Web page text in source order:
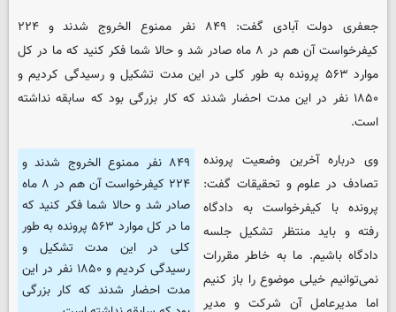
جعفری دولت آبادی گفت:‌ ۸۴۹ نفر ممنوع الخروج شدند و ۲۲۴
کیفرخواست آن هم در ۸ ماه صادر شد و حالا شما فکر کنید که ما در کل
موارد ۵۶۳ پرونده به طور کلی در این مدت تشکیل و رسیدگی کردیم و
۱۸۵۰ نفر در این مدت احضار شدند که کار بزرگی بود که سابقه نداشته
است.
۸۴۹ نفر ممنوع الخروج شدند و
۲۲۴ کیفرخواست آن هم در ۸ ماه
صادر شد و حالا شما فکر کنید که
ما در کل موارد ۵۶۳ پرونده به طور
کلی در این مدت تشکیل و
رسیدگی کردیم و ۱۸۵۰ نفر در این
مدت احضار شدند که کار بزرگی
وی درباره آخرین وضعیت پرونده
تصادف در علوم و تحقیقات گفت:
پرونده با کیفرخواست به دادگاه
رفته و باید منتظر تشکیل جلسه
دادگاه باشیم. ما به خاطر مقررات
نمی‌توانیم خیلی موضوع را باز کنیم
اما مدیرعامل آن شرکت و مدیر